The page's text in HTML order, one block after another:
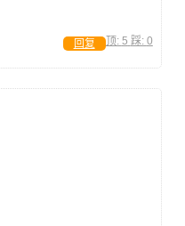
顶: 5 踩: 0
回复